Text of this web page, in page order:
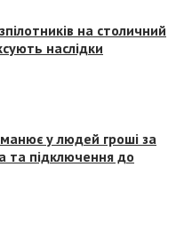
на столичний
наслідки
у людей гроші за
та підключення до